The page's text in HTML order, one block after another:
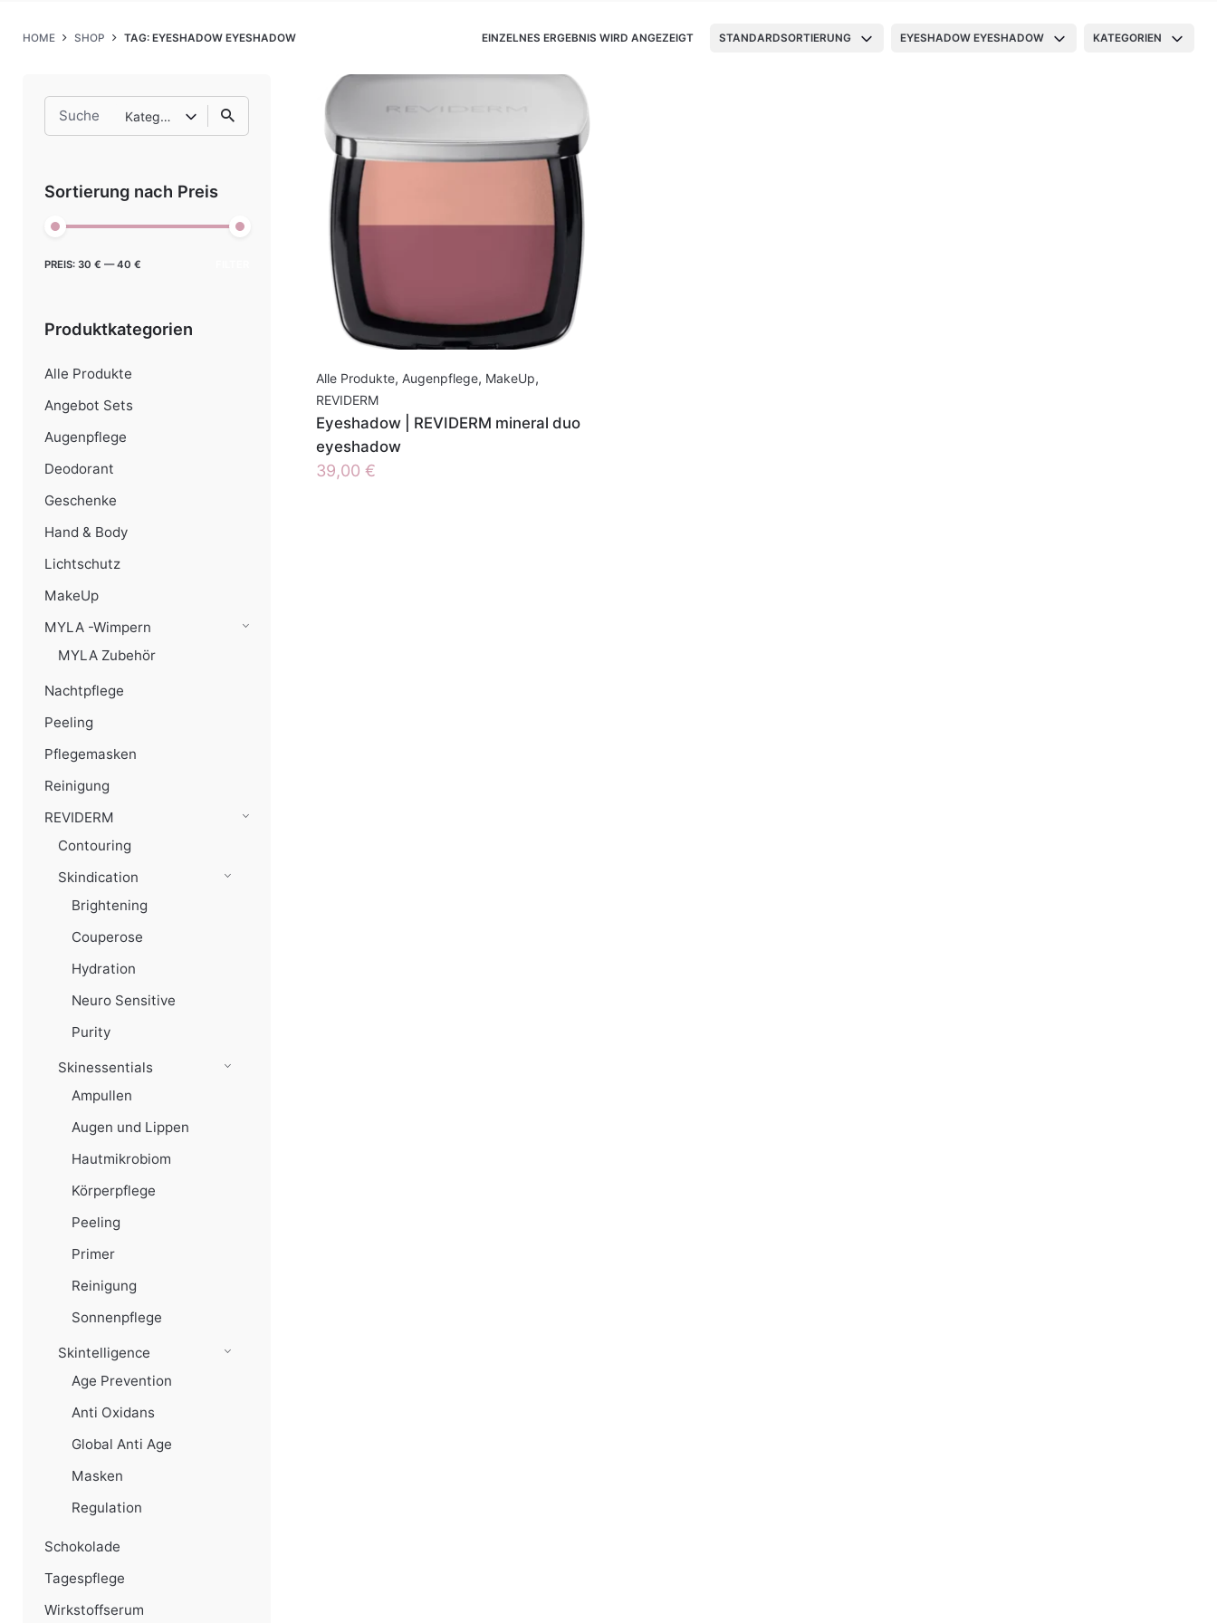
HOME SHOP TAG: EYESHADOW EYESHADOW EINZELNES ERGEBNIS WIRD ANGEZEIGT STANDARDSORTIERUNG EYESHADOW EYESHADOW KATEGORIEN
Search
for
Kategorie auswählen
Sortierung nach Preis
Min.
Max.
PREIS: 30 € —40 €
Produktkategorien
Alle Produkte
Angebot Sets
Augenpflege
Deodorant
Geschenke
Hand & Body
Lichtschutz
MakeUp
MYLA -Wimpern
MYLA Zubehör
Nachtpflege
Peeling
Pflegemasken
Reinigung
REVIDERM
Contouring
Skindication
Brightening
Couperose
Hydration
Neuro Sensitive
Purity
Skinessentials
Ampullen
Augen und Lippen
Hautmikrobiom
Körperpflege
Peeling
Primer
Reinigung
Sonnenpflege
Skintelligence
Age Prevention
Anti Oxidans
Global Anti Age
Masken
Regulation
Schokolade
Tagespflege
Wirkstoffserum
Alle Produkte, Augenpflege, MakeUp,
REVIDERM
Eyeshadow | REVIDERM mineral duo
eyeshadow
39,00 €